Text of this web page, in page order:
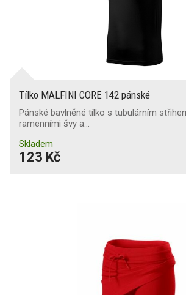
Tílko MALFINI CORE 142 pánské
Pánské bavlněné tílko s tubulárním
ramenními švy a…
Skladem
123 Kč